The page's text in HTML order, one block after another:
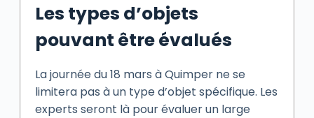
Les types d’objets
pouvant être évalués
La journée du 18 mars à Quimper ne se
limitera pas à un type d’objet spécifique. Les
experts seront là pour évaluer un large